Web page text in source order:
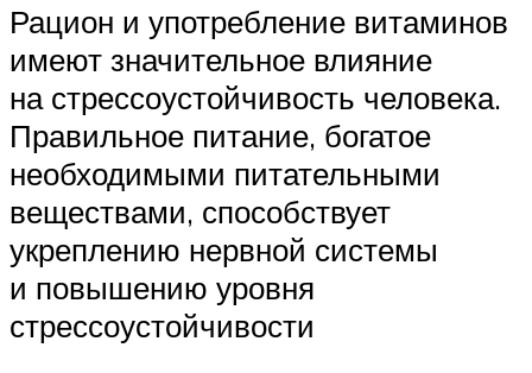
Рацион и употребление витаминов
имеют значительное влияние
на стрессоустойчивость человека.
Правильное питание, богатое
необходимыми питательными
веществами, способствует
укреплению нервной системы
и повышению уровня
стрессоустойчивости